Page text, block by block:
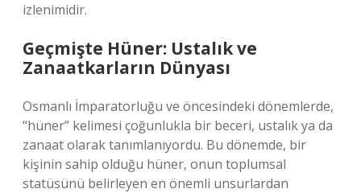
izlenimidir.
Geçmişte Hüner: Ustalık ve
Zanaatkarların Dünyası
Osmanlı İmparatorluğu ve öncesindeki dönemlerde,
“hüner” kelimesi çoğunlukla bir beceri, ustalık ya da
zanaat olarak tanımlanıyordu. Bu dönemde, bir
kişinin sahip olduğu hüner, onun toplumsal
statüsünü belirleyen en önemli unsurlardan